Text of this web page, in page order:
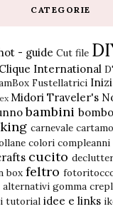
CATEGORIE
- guide Cut file
International
Fustellatrici
Midori Traveler's
bambini
carnevale
colori compleanni
cucito
box feltro
alternativi gomma
tutorial idee e links